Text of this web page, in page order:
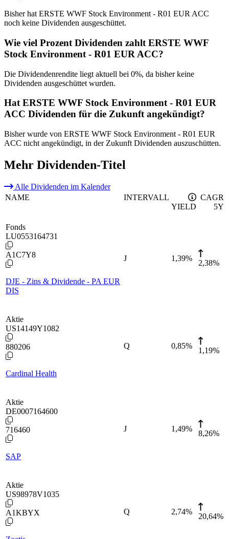
Bisher hat ERSTE WWF Stock Environment - R01 EUR ACC
noch keine Dividenden ausgeschüttet.
Wie viel Prozent Dividenden zahlt ERSTE WWF
Stock Environment - R01 EUR ACC?
Die Dividendenrendite liegt aktuell bei 0%, da bisher keine
Dividenden ausgeschüttet wurden.
Hat ERSTE WWF Stock Environment - R01 EUR
ACC Dividenden für die Zukunft angekündigt?
Bisher wurde von ERSTE WWF Stock Environment - R01 EUR
ACC nicht angekündigt, in der Zukunft Dividenden auszuschütten.
Mehr Dividenden-Titel
Alle Dividenden im Kalender
NAME
INTERVALL
YIELD
CAGR
5Y
Fonds
LU0553164731
A1C7Y8
DJE - Zins & Dividende - PA EUR
DIS
J 1,39%
2,38%
Aktie
US14149Y1082
880206
Cardinal Health
Q 0,85%
1,19%
Aktie
DE0007164600
716460
SAP
J 1,49%
8,26%
Aktie
US98978V1035
A1KBYX Q 2,74%
20,64%